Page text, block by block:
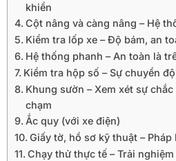
khiển
Cột nâng và càng nâng – Hệ
Kiểm tra lốp xe – Độ bám, an
Hệ thống phanh – An toàn là
Kiểm tra hộp số – Sự chuyển
Khung sườn – Xem xét sự
chạm
Ắc quy (với xe điện)
Giấy tờ, hồ sơ kỹ thuật –
Chạy thử thực tế – Trải